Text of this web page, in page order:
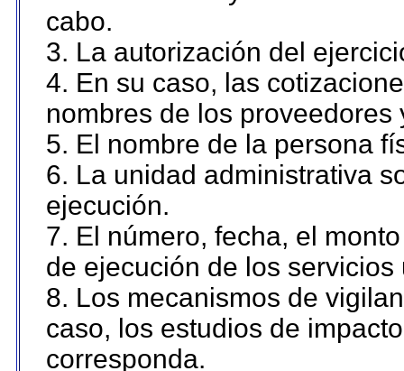
cabo.
3. La autorización del
4. En su caso, las
nombres de los proveedores
5. El nombre de la persona
6. La unidad administrativa
ejecución.
7. El número, fecha, el
de ejecución de los servicios
8. Los mecanismos de
caso, los estudios de
corresponda.